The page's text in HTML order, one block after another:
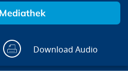
Download Audio